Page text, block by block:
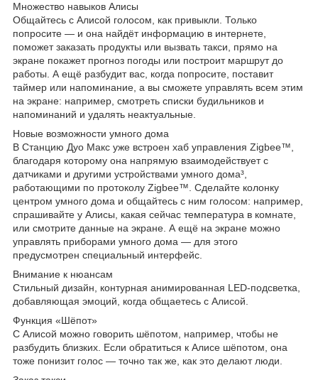
Множество навыков Алисы
Общайтесь с Алисой голосом, как привыкли. Только
попросите — и она найдёт информацию в интернете,
поможет заказать продукты или вызвать такси, прямо на
экране покажет прогноз погоды или построит маршрут до
работы. А ещё разбудит вас, когда попросите, поставит
таймер или напоминание, а вы сможете управлять всем этим
на экране: например, смотреть списки будильников и
напоминаний и удалять неактуальные.
Новые возможности умного дома
В Станцию Дуо Макс уже встроен хаб управления Zigbee™,
благодаря которому она напрямую взаимодействует с
датчиками и другими устройствами умного дома³,
работающими по протоколу Zigbee™. Сделайте колонку
центром умного дома и общайтесь с ним голосом: например,
спрашивайте у Алисы, какая сейчас температура в комнате,
или смотрите данные на экране. А ещё на экране можно
управлять приборами умного дома — для этого
предусмотрен специальный интерфейс.
Внимание к нюансам
Стильный дизайн, контурная анимированная LED-подсветка,
добавляющая эмоций, когда общаетесь с Алисой.
Функция «Шёпот»
С Алисой можно говорить шёпотом, например, чтобы не
разбудить близких. Если обратиться к Алисе шёпотом, она
тоже понизит голос — точно так же, как это делают люди.